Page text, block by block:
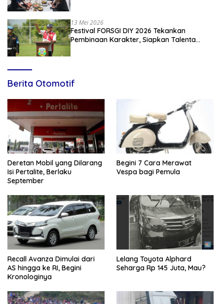
13 Mei 2026
Festival FORSGI DIY 2026 Tekankan
Pembinaan Karakter, Siapkan Talenta
Berita Otomotif
Deretan Mobil yang Dilarang
Isi Pertalite, Berlaku
September
Begini 7 Cara Merawat
Vespa bagi Pemula
Recall Avanza Dimulai dari
AS hingga ke RI, Begini
Kronologinya
Lelang Toyota Alphard
Seharga Rp 145 Juta, Mau?